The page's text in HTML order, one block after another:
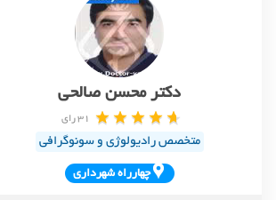
دکتر محسن صالحی
31 رای
متخصص رادیولوژی و سونوگرافی
چهارراه شهرداري